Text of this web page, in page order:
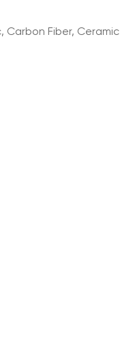
Fiber, Ceramic